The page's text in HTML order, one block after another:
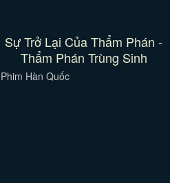
Sự Trở Lại Của Thẩm Phán -
Thẩm Phán Trùng Sinh
Phim Hàn Quốc